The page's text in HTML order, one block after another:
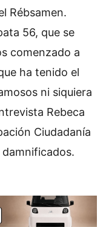
Rébsamen.
56, que se
comenzado a
ha tenido el
ni siquiera
Rebeca
Ciudadanía
damnificados.